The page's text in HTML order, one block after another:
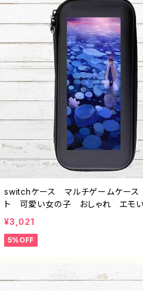
switchケース マルチゲームケース
ト 可愛い女の子 おしゃれ エ
綺麗 美しい 景色 くま スイッ
カバー 個性的 おすすめ 人気 イ
ーター クリエイター 絵師 オリ
¥3,021
5%OFF